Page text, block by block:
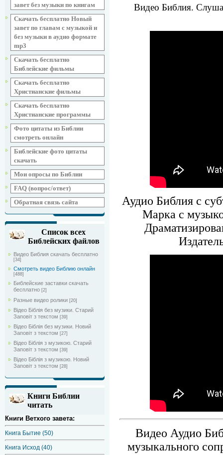
завет без музыки по книгам
Скачать бесплатно Новый
завет по главам с музыкой и
без музыки в аудио формате
mp3
Скачать бесплатно
Библейские фильмы
Скачать бесплатно
Христианские фильмы
Скачать бесплатно
Христианские программы
Фото цитаты из Библии
смотреть онлайн
Библейские фото цитаты
скачать
Мои опросы по Библии
FAQ (вопрос/ответ)
Обратная связь сайта
Список всех
Библейских файлов
Видео Библия скачать бесплатно
[34]
Смотреть видео Библию онлайн
[488]
Библейские заставки скачать
бесплатно [2]
Разные видео ролики [20]
Відео Біблія без музики. Старий
Заповіт з текстом [39]
Відео Біблія без музики. Новий
Заповіт з текстом [27]
Відео Біблія з музикою. Старий
Заповіт з текстом [39]
Відео Біблія з музикою. Новий
Заповіт з текстом [28]
Книги Библии
читать
Книги Ветхого завета:
Книга Бытие (50)
Книга Исход (40)
Видео Библия.
Аудио Библия с
Марка с
Видео Аудио
музыкального